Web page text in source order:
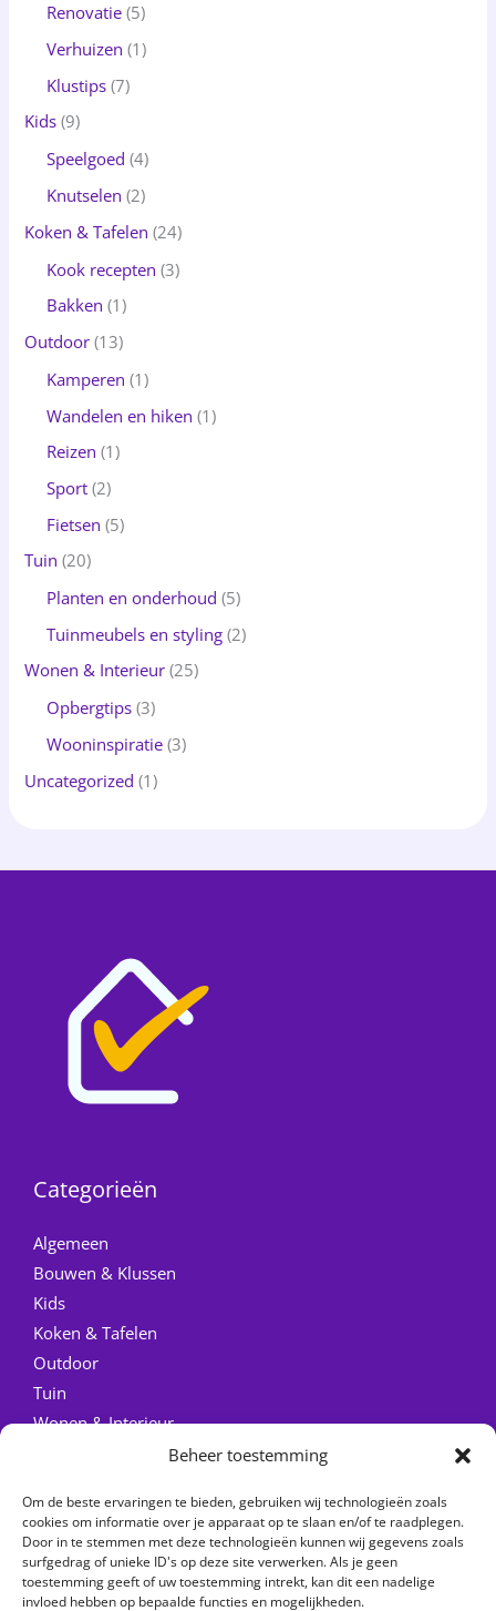
Beheer toestemming
Om de beste ervaringen te bieden, gebruiken wij technologieën zoals
cookies om informatie over je apparaat op te slaan en/of te raadplegen.
Door in te stemmen met deze technologieën kunnen wij gegevens zoals
surfgedrag of unieke ID's op deze site verwerken. Als je geen
toestemming geeft of uw toestemming intrekt, kan dit een nadelige
invloed hebben op bepaalde functies en mogelijkheden.
Renovatie (5)
Verhuizen (1)
Klustips (7)
Kids (9)
Speelgoed (4)
Knutselen (2)
Koken & Tafelen (24)
Kook recepten (3)
Bakken (1)
Outdoor (13)
Kamperen (1)
Wandelen en hiken (1)
Reizen (1)
Sport (2)
Fietsen (5)
Tuin (20)
Planten en onderhoud (5)
Tuinmeubels en styling (2)
Wonen & Interieur (25)
Opbergtips (3)
Wooninspiratie (3)
Uncategorized (1)
Categorieën
Algemeen
Bouwen & Klussen
Kids
Koken & Tafelen
Outdoor
Tuin
Wonen & Interieur
Home
Over ons
Contact